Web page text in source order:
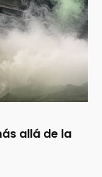
allá de la